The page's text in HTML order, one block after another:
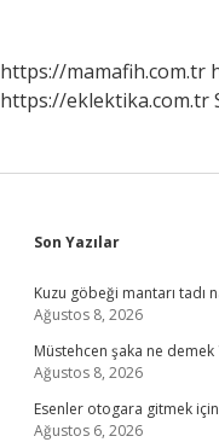
https://mamafih.com.tr
https://eklektika.com.tr
Sidebar
Son Yazılar
Kuzu göbeği mantarı tadı
Ağustos 8, 2026
Müstehcen şaka ne demek
Ağustos 8, 2026
Esenler otogara gitmek
Ağustos 6, 2026